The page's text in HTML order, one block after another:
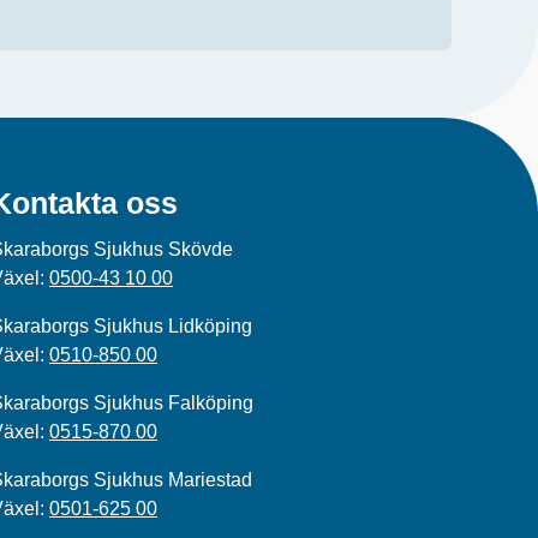
oss
Sjukhus Skövde
0500-43 10 00
Sjukhus Lidköping
0510-850 00
Sjukhus Falköping
0515-870 00
Sjukhus Mariestad
0501-625 00